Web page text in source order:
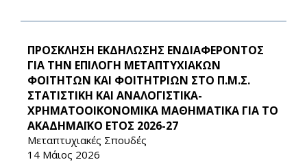
ΠΡΟΣΚΛΗΣΗ ΕΚΔΗΛΩΣΗΣ ΕΝΔΙΑΦΕΡΟΝΤΟΣ
ΓΙΑ ΤΗΝ ΕΠΙΛΟΓΗ ΜΕΤΑΠΤΥΧΙΑΚΩΝ
ΦΟΙΤΗΤΩΝ ΚΑΙ ΦΟΙΤΗΤΡΙΩΝ ΣΤΟ Π.Μ.Σ.
ΣΤΑΤΙΣΤΙΚΗ ΚΑΙ ΑΝΑΛΟΓΙΣΤΙΚΑ-
ΧΡΗΜΑΤΟΟΙΚΟΝΟΜΙΚΑ ΜΑΘΗΜΑΤΙΚΑ ΓΙΑ ΤΟ
ΑΚΑΔΗΜΑΪΚΟ ΕΤΟΣ 2026-27
Μεταπτυχιακές Σπουδές
14 Μάιος 2026